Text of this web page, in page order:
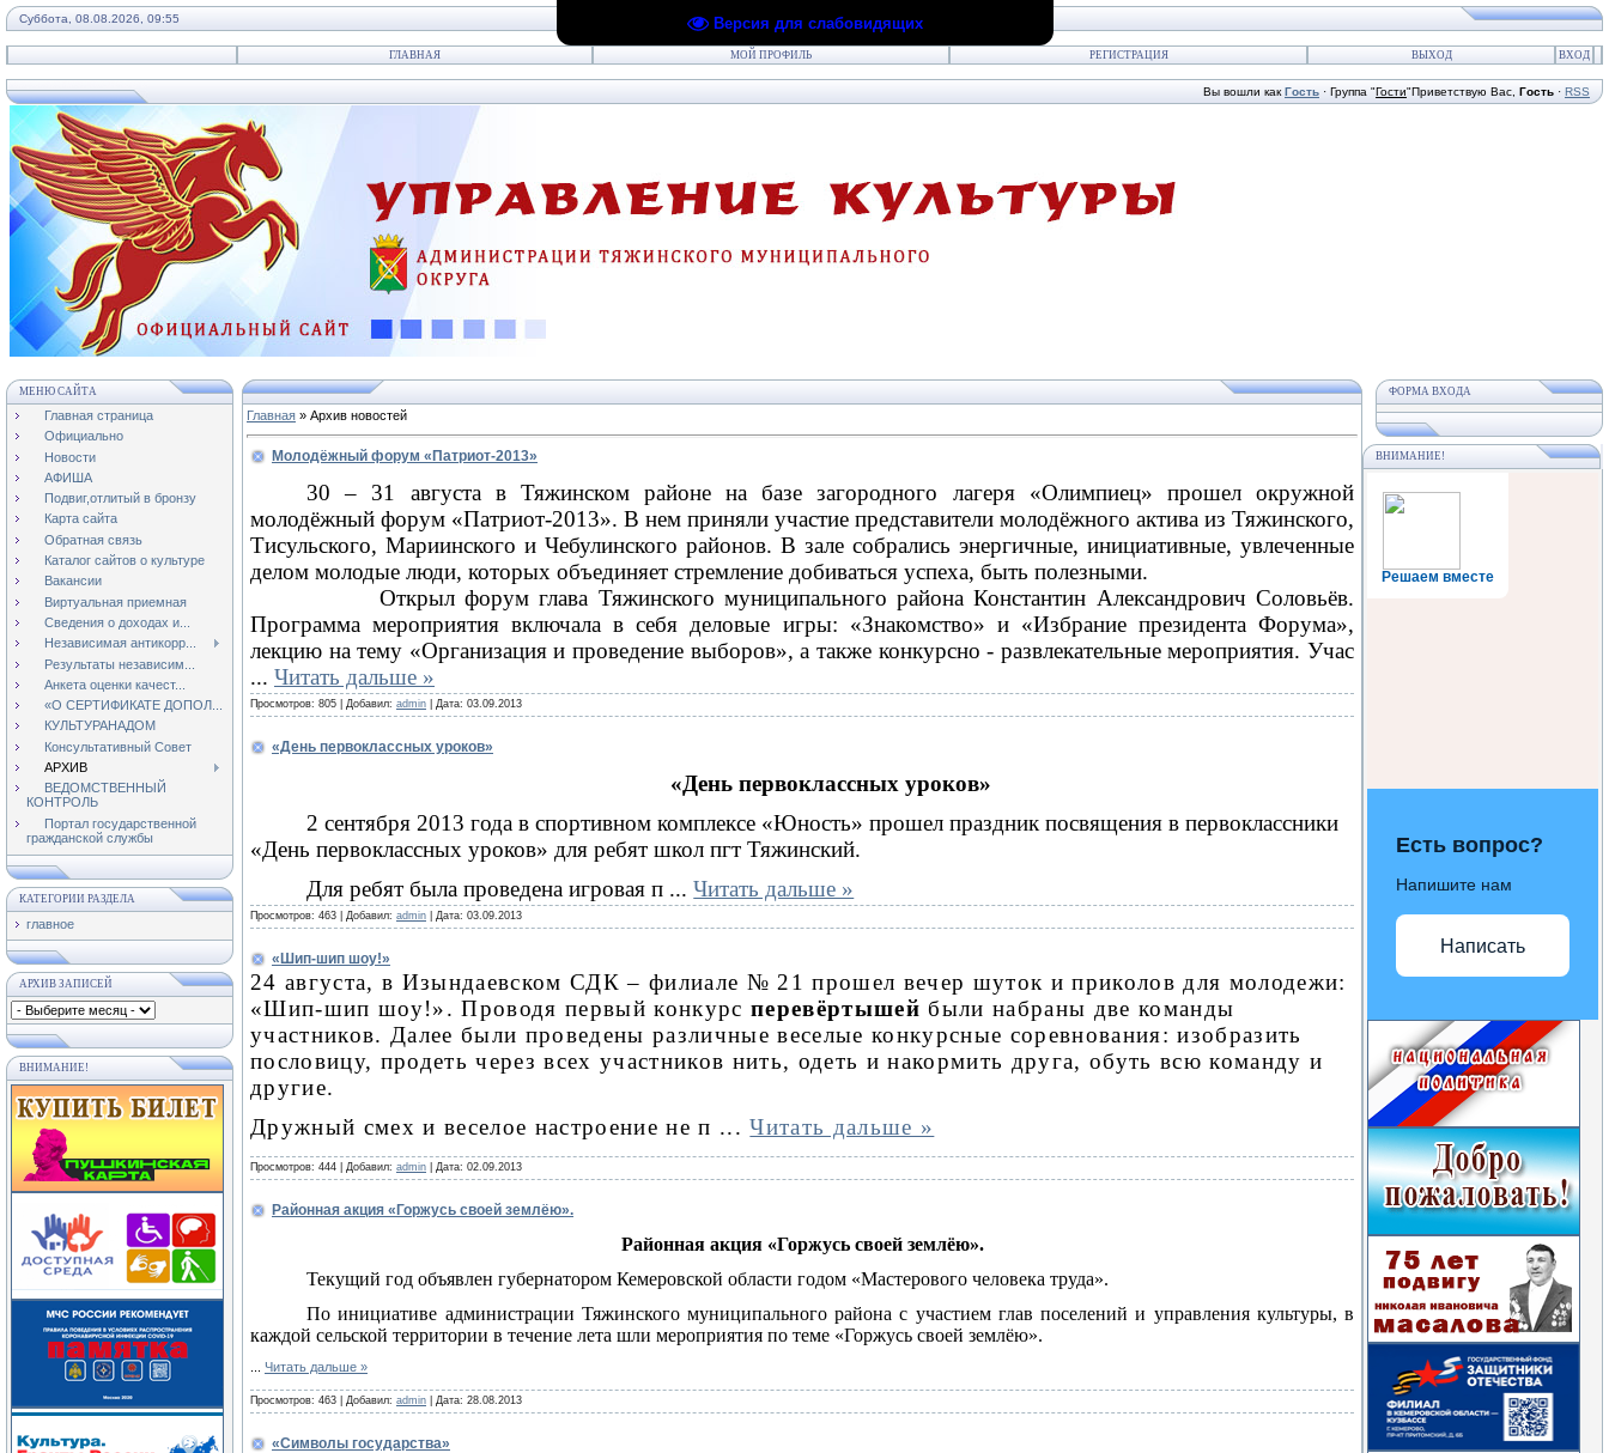
Версия для слабовидящих
Суббота, 08.08.2026, 09:55
ГЛАВНАЯ МОЙ ПРОФИЛЬ РЕГИСТРАЦИЯ ВЫХОД ВХОД
Вы вошли как Гость · Группа "Гости"Приветствую Вас Гость · RSS
МЕНЮ САЙТА
Главная страница
Официально
Новости
АФИША
Подвиг,отлитый в бронзу
Карта сайта
Обратная связь
Каталог сайтов о культуре
Вакансии
Виртуальная приемная
Сведения о доходах и...
Независимая антикорр...
Результаты независим...
Анкета оценки качест...
«О СЕРТИФИКАТЕ ДОПОЛ...
КУЛЬТУРАНАДОМ
Консультативный Совет
АРХИВ
ВЕДОМСТВЕННЫЙ
КОНТРОЛЬ
Портал государственной
гражданской службы
КАТЕГОРИИ РАЗДЕЛА
главное
АРХИВ ЗАПИСЕЙ
ВНИМАНИЕ!
Главная » Архив новостей
Молодёжный форум «Патриот-2013»
30 – 31 августа в Тяжинском районе на базе загородного лагеря «Олимпиец» прошел окружной
молодёжный форум «Патриот-2013». В нем приняли участие представители молодёжного актива из Тяжинского,
Тисульского, Мариинского и Чебулинского районов. В зале собрались энергичные, инициативные, увлеченные
делом молодые люди, которых объединяет стремление добиваться успеха, быть полезными.
Открыл форум глава Тяжинского муниципального района Константин Александрович Соловьёв.
Программа мероприятия включала в себя деловые игры: «Знакомство» и «Избрание президента Форума»,
лекцию на тему «Организация и проведение выборов», а также конкурсно - развлекательные мероприятия. Учас
... Читать дальше »
Просмотров: 805 Добавил: admin Дата: 03.09.2013
«День первоклассных уроков»
«День первоклассных уроков»
2 сентября 2013 года в спортивном комплексе «Юность» прошел праздник посвящения в первоклассники
«День первоклассных уроков» для ребят школ пгт Тяжинский.
Для ребят была проведена игровая п ...Читать дальше »
Просмотров: 463 Добавил: admin Дата: 03.09.2013
«Шип-шип шоу!»
24 августа, в Изындаевском СДК – филиале № 21 прошел вечер шуток и приколов для молодежи:
«Шип-шип шоу!». Проводя первый конкурсперевёртышей были набраны две команды
участников. Далее были проведены различные веселые конкурсные соревнования: изобразить
пословицу, продеть через всех участников нить, одеть и накормить друга, обуть всю команду и
другие.
Дружный смех и веселое настроение не п ...Читать дальше »
Просмотров: 444 Добавил: admin Дата: 02.09.2013
Районная акция «Горжусь своей землёю».
Районная акция «Горжусь своей землёю».
Текущий год объявлен губернатором Кемеровской области годом «Мастерового человека труда».
По инициативе администрации Тяжинского муниципального района с участием глав поселений и управления культуры, в
каждой сельской территории в течение лета шли мероприятия по теме «Горжусь своей землёю».
Читать дальше »
Просмотров: 463 Добавил: admin Дата: 28.08.2013
«Символы государства»
ФОРМА ВХОДА
ВНИМАНИЕ!
Решаем вместе
Есть вопрос?
Напишите нам
Написать